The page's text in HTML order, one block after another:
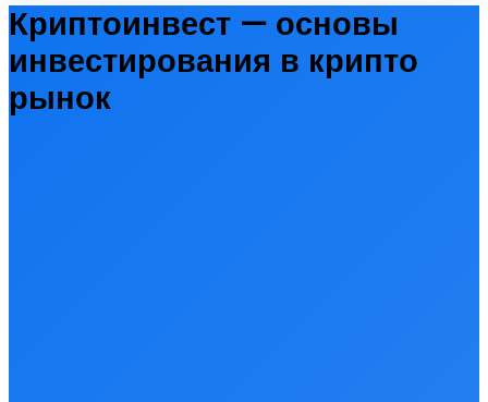
Криптоинвест — основы
инвестирования в крипто
рынок